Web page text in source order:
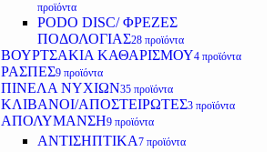
προϊόντα
PODO DISC/ ΦΡΕΖΕΣ
ΠΟΔΟΛΟΓΙΑΣ28 προϊόντα
ΒΟΥΡΤΣΑΚΙΑ ΚΑΘΑΡΙΣΜΟΥ4 προϊόντα
ΡΑΣΠΕΣ9 προϊόντα
ΠΙΝΕΛΑ ΝΥΧΙΩΝ35 προϊόντα
ΚΛΙΒΑΝΟΙ/ΑΠΟΣΤΕΙΡΩΤΕΣ3 προϊόντα
ΑΠΟΛΥΜΑΝΣΗ9 προϊόντα
ΑΝΤΙΣΗΠΤΙΚΑ7 προϊόντα